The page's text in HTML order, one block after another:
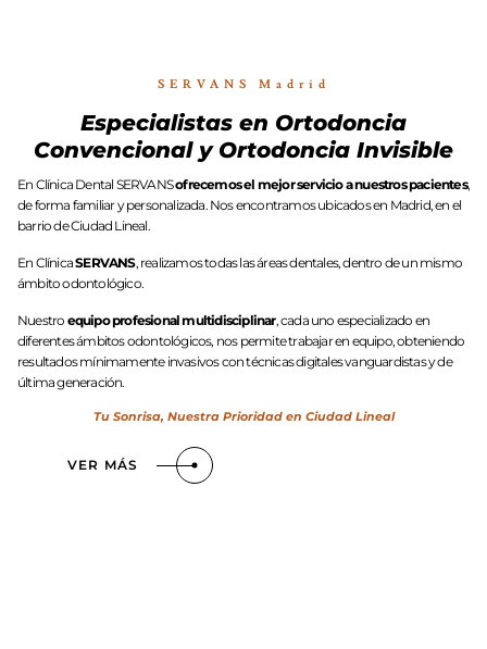
SERVANS Madrid
Especialistas en Ortodoncia
Convencional y Ortodoncia Invisible
En Clínica Dental SERVANSofrecemos el mejor servicio a nuestros pacientes,
de forma familiar y personalizada. Nos encontramos ubicados en Madrid, en el
barrio de Ciudad Lineal.
En ClínicaSERVANS, realizamos todas las áreas dentales, dentro de un mismo
ámbito odontológico.
Nuestro equipo profesional multidisciplinar, cada uno especializado en
diferentes ámbitos odontológicos, nos permite trabajar en equipo, obteniendo
resultados mínimamente invasivos con técnicas digitales vanguardistas y de
última generación.
Tu Sonrisa, Nuestra Prioridad en Ciudad Lineal
VER MÁS